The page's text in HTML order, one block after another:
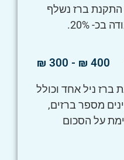
התקנת ברז נשלף
20%.
400 ₪ - 300 ₪
ניל אחד וכולל
מספר ברזים,
על הסכום